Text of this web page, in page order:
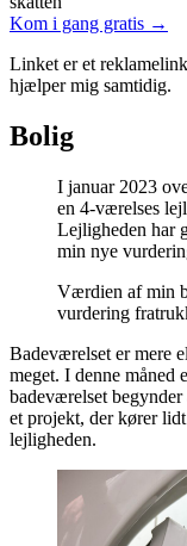
Kom i gang gratis →
Linket er et
hjælper mig samtidig.
Bolig
I januar 2023
en 4-værelses
Lejligheden har
min nye
Værdien af min
vurdering
Badeværelset er mere
meget. I denne måned
badeværelset
et projekt, der kører
lejligheden.